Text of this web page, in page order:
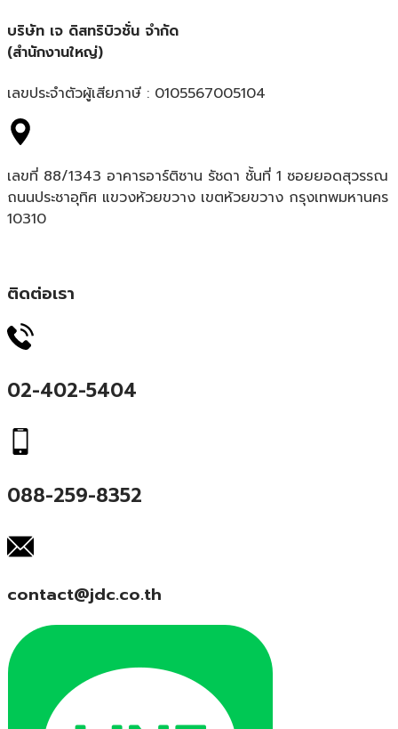
บริษัท เจ ดิสทริบิวชั่น จำกัด
(สำนักงานใหญ่)
เลขประจำตัวผู้เสียภาษี : 0105567005104
เลขที่ 88/1343 อาคารอาร์ติซาน รัชดา ชั้นที่ 1 ซอยยอดสุวรรณ
ถนนประชาอุทิศ แขวงห้วยขวาง เขตห้วยขวาง กรุงเทพมหานคร
10310
ติดต่อเรา
02-402-5404
088-259-8352
contact@jdc.co.th